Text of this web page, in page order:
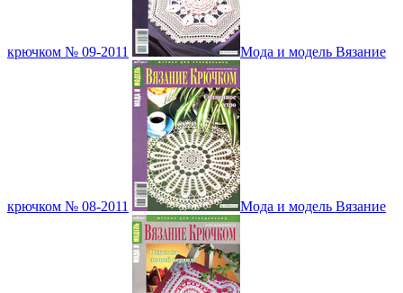
крючком № 09-2011 Мода и модель Вязание
крючком № 08-2011 Мода и модель Вязание